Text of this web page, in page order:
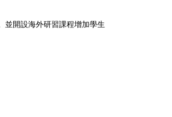
並開設海外研習課程增加學生